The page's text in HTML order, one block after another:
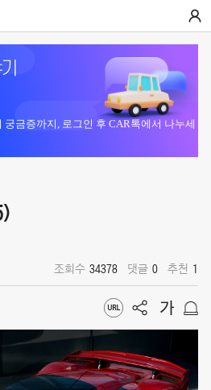
금증까지, 로그인 후 CAR톡에서 나누세
조회수 34378 댓글 0 추천 1